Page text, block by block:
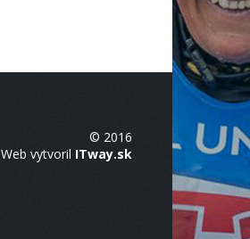
© 2016
Web vytvoril ITway.sk